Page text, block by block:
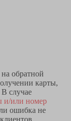
обратной
карты,
случае
и/или номер
ошибка не